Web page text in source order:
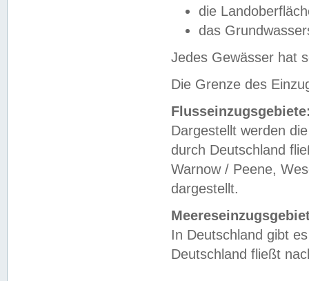
die
das
Jedes Gewässer hat
Die Grenze des
Dargestellt werden
durch Deutschland
Warnow / Peene,
dargestellt.
In Deutschland gibt
Deutschland fließt